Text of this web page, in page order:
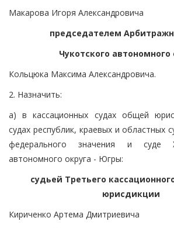
Макарова Игоря Александровича
председателем
Чукотского автономного
Кольцюка Максима Александровича.
2. Назначить:
а) в кассационных судах общей
судах республик, краевых и областных
федерального значения и суде
автономного округа - Югры:
судьей Третьего
юрисдикции
Кириченко Артема Дмитриевича